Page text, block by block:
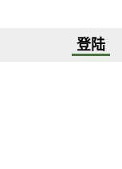
登陆